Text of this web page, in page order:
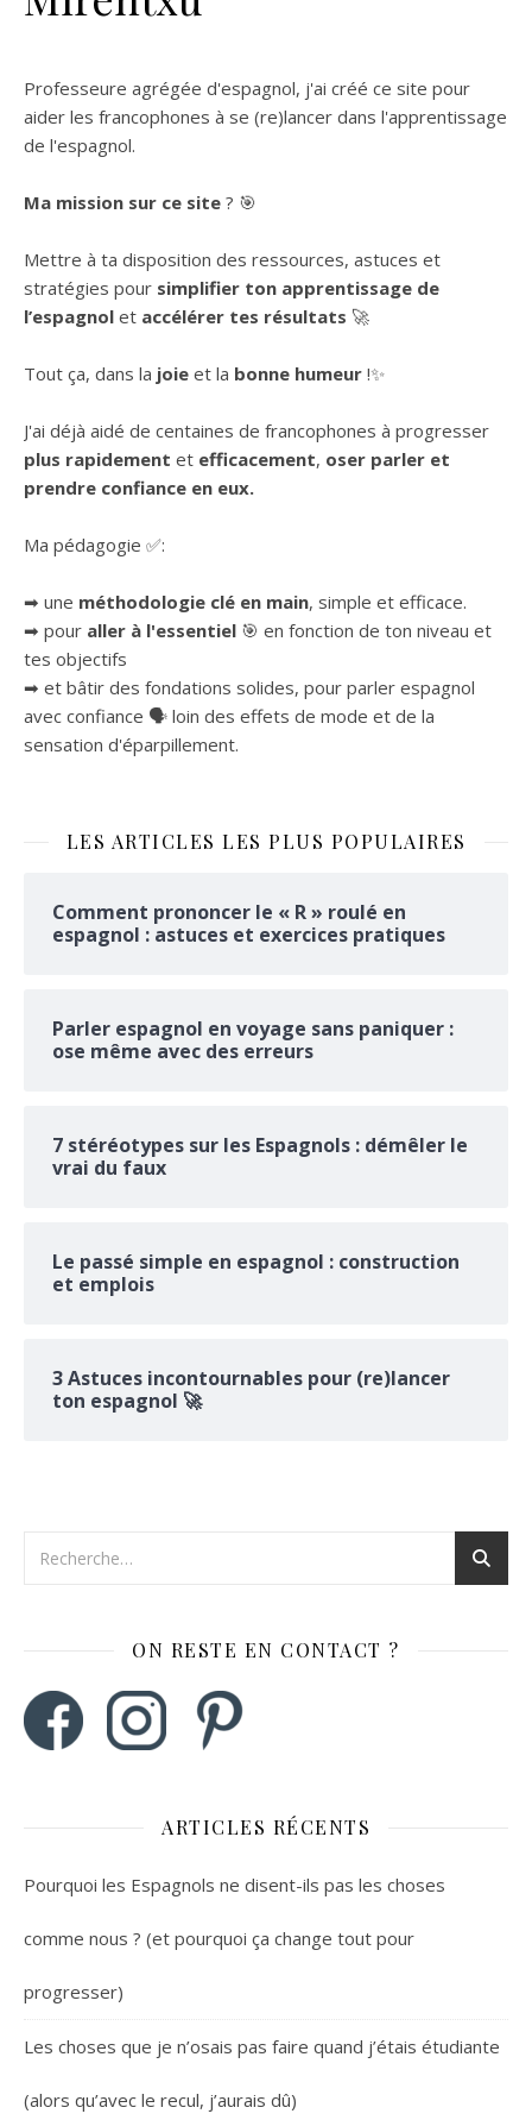
Professeure agrégée d'espagnol, j'ai créé ce site pour
aider les francophones à se (re)lancer dans l'apprentissage
de l'espagnol.
Ma mission sur ce site ? 🎯
Mettre à ta disposition des ressources, astuces et
stratégies pour simplifier ton apprentissage de
l’espagnol et accélérer tes résultats 🚀
Tout ça, dans la joie et la bonne humeur !✨
J'ai déjà aidé de centaines de francophones à progresser
plus rapidement et efficacement, oser parler et
prendre confiance en eux.
Ma pédagogie ✅:
➡ une méthodologie clé en main, simple et efficace.
➡ pour aller à l'essentiel 🎯 en fonction de ton niveau et
tes objectifs
➡ et bâtir des fondations solides, pour parler espagnol
avec confiance 🗣 loin des effets de mode et de la
sensation d'éparpillement.
LES ARTICLES LES PLUS POPULAIRES
Comment prononcer le « R » roulé en
espagnol : astuces et exercices pratiques
Parler espagnol en voyage sans paniquer :
ose même avec des erreurs
7 stéréotypes sur les Espagnols : démêler le
vrai du faux
Le passé simple en espagnol : construction
et emplois
3 Astuces incontournables pour (re)lancer
ton espagnol 🚀
ON RESTE EN CONTACT ?
ARTICLES RÉCENTS
Pourquoi les Espagnols ne disent-ils pas les choses
comme nous ? (et pourquoi ça change tout pour
progresser)
Les choses que je n’osais pas faire quand j’étais étudiante
(alors qu’avec le recul, j’aurais dû)